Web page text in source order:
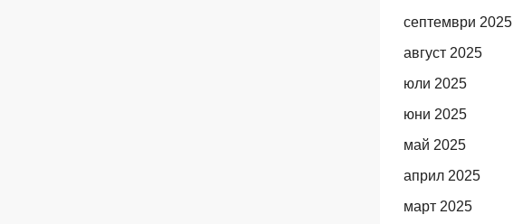
септември 2025
август 2025
юли 2025
юни 2025
май 2025
април 2025
март 2025